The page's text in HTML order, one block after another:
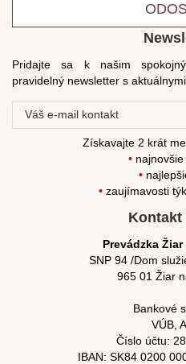
Pridajte sa k našim
pravidelný newsletter s
Získavajte 2 krát
•
•
• zaujímavosti
Kontakt
Prevádzka
SNP 94 /Dom
965 01 Žiar
Bankové
VÚB,
Číslo účtu:
IBAN: SK84 0200